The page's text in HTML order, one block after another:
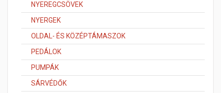
NYEREGCSÖVEK
NYERGEK
OLDAL- ÉS KÖZÉPTÁMASZOK
PEDÁLOK
PUMPÁK
SÁRVÉDŐK